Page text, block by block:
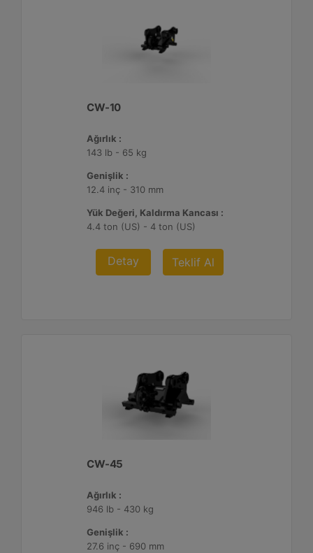
CW-10
Ağırlık :
143 lb - 65 kg
Genişlik :
12.4 inç - 310 mm
Yük Değeri, Kaldırma Kancası :
4.4 ton (US) - 4 ton (US)
Detay Teklif Al
CW-45
Ağırlık :
946 lb - 430 kg
Genişlik :
27.6 inç - 690 mm